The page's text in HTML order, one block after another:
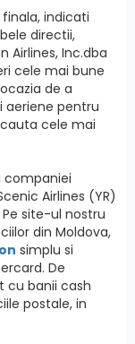
indicati
directii,
Airlines, Inc.dba
cele mai bune
de a
pentru
cele mai
companiei
Airlines (YR)
site-ul nostru
din Moldova,
simplu si
De
cu banii cash
postale, in